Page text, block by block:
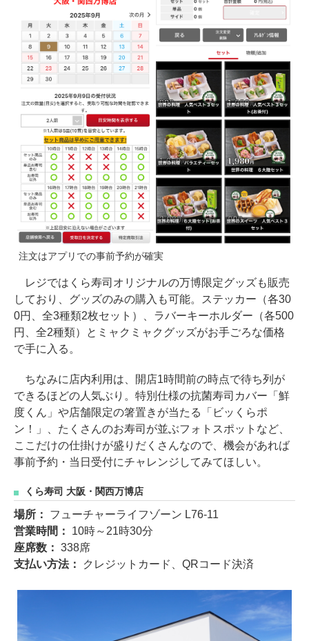
注文はアプリでの事前予約が確実
レジではくら寿司オリジナルの万博限定グッズも販売
しており、グッズのみの購入も可能。ステッカー（各30
0円、全3種類2枚セット）、ラバーキーホルダー（各500
円、全2種類）とミャクミャクグッズがお手ごろな価格
で手に入る。
ちなみに店内利用は、開店1時間前の時点で待ち列が
できるほどの人気ぶり。特別仕様の抗菌寿司カバー「鮮
度くん」や店舗限定の箸置きが当たる「ビッくらポ
ン！」、たくさんのお寿司が並ぶフォトスポットなど、
ここだけの仕掛けが盛りだくさんなので、機会があれば
事前予約・当日受付にチャレンジしてみてほしい。
くら寿司 大阪・関西万博店
場所： フューチャーライフゾーン L76-11
営業時間： 10時～21時30分
座席数： 338席
支払い方法：
クレジットカード、QRコード決済